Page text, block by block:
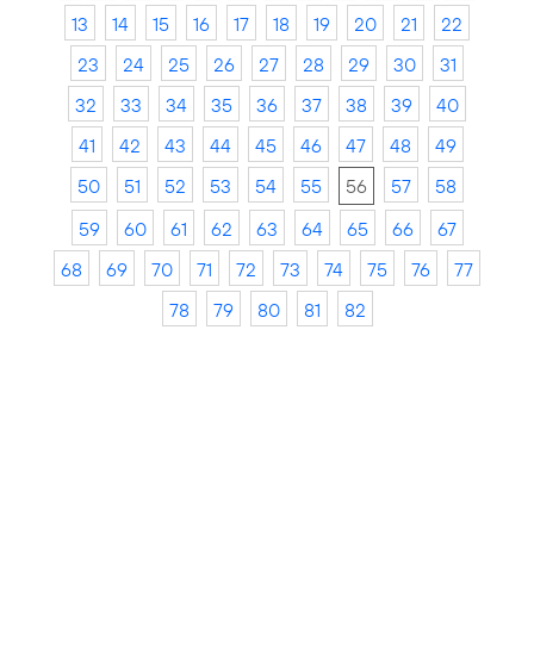
13
14 15 16 17 18 19 20 21
22
23
24 25 26 27 28 29 30
31
32
33 34 35 36 37 38 39
40
41
42 43 44 45 46 47 48
49
50
51 52 53 54 55 56 57
58
59
60 61 62 63 64 65 66
67
68
69 70 71 72 73 74 75 76
77
78
79 80 81 82